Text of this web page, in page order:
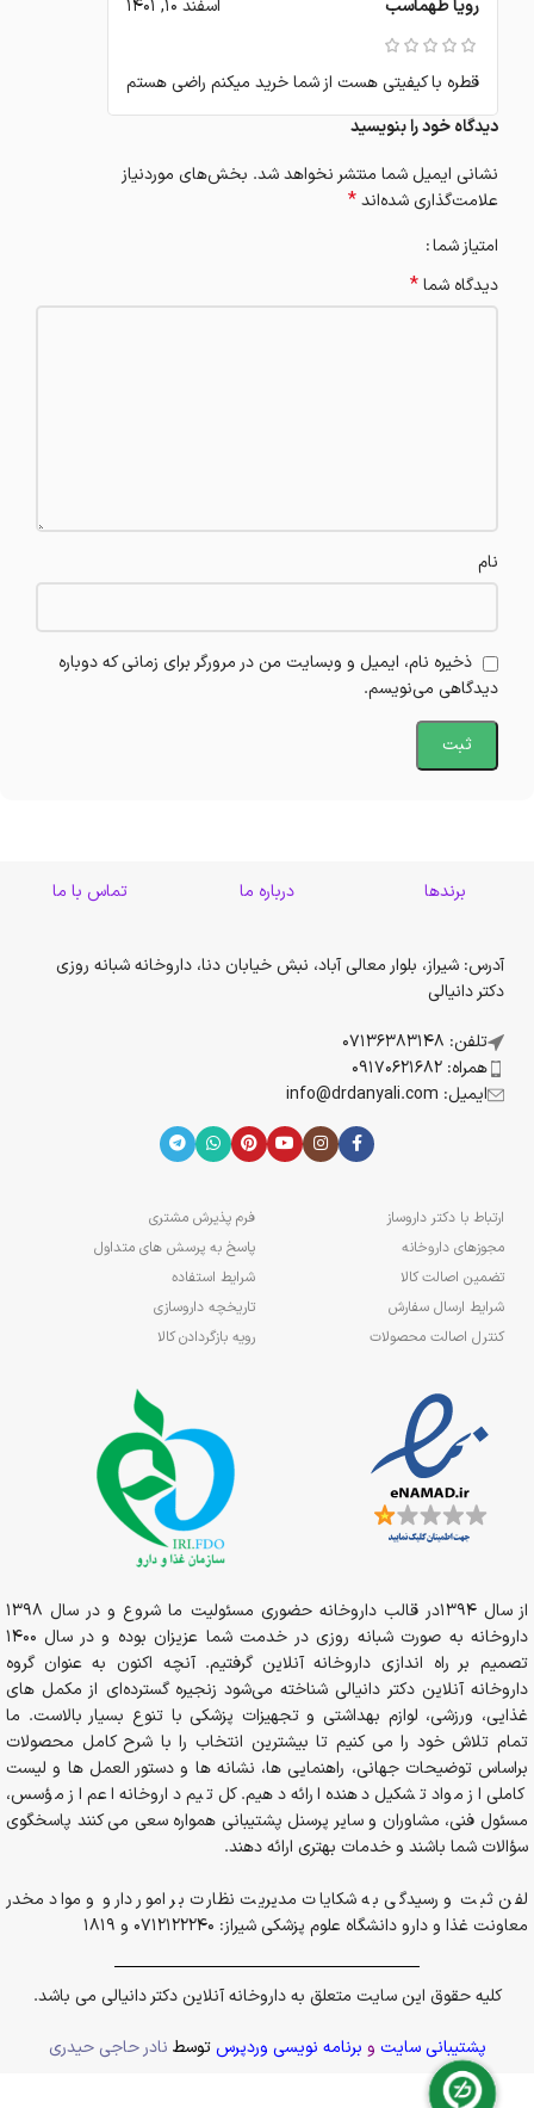
رویا طهماسب اسفند 10, 1401
قطره با کیفیتی هست از شما خرید میکنم راضی هستم
دیدگاه خود را بنویسید
نشانی ایمیل شما منتشر نخواهد شد. بخش‌های موردنیاز
علامت‌گذاری شده‌اند*
امتیاز شما
دیدگاه شما*
نام
ذخیره نام، ایمیل و وبسایت من در مرورگر برای زمانی که دوباره
دیدگاهی می‌نویسم.
برندها درباره ما تماس با ما
آدرس: شیراز، بلوار معالی آباد، نبش خیابان دنا، داروخانه شبانه روزی
دکتر دانیالی
تلفن: 07136383148
همراه: 09170621682
ایمیل: info@drdanyali.com
ارتباط با دکتر داروساز
مجوزهای داروخانه
تضمین اصالت کالا
شرایط ارسال سفارش
کنترل اصالت محصولات
فرم پذیرش مشتری
پاسخ به پرسش های متداول
شرایط استفاده
تاریخچه داروسازی
رویه بازگردادن کالا
از سال 1394در قالب داروخانه حضوری مسئولیت ما شروع و در سال 1398
داروخانه به صورت شبانه روزی در خدمت شما عزیزان بوده و در سال 1400
تصمیم بر راه اندازی داروخانه آنلاین گرفتیم. آنچه اکنون به عنوان گروه
داروخانه آنلاین دکتر دانیالی شناخته می‌شود زنجیره گسترده‌ای از مکمل های
غذایی، ورزشی، لوازم بهداشتی و تجهیزات پزشکی با تنوع بسیار بالاست. ما
تمام تلاش خود را می کنیم تا بیشترین انتخاب را با شرح کامل محصولات
براساس توضیحات جهانی، راهنمایی ها، نشانه ها و دستور العمل ها و لیست
کاملی از مواد تشکیل دهنده ارائه دهیم. کل تیم داروخانه اعم از مؤسس،
مسئول فنی، مشاوران و سایر پرسنل پشتیبانی همواره سعی می کنند پاسخگوی
سؤالات شما باشند و خدمات بهتری ارائه دهند.
لفن ثبت و رسیدگی به شکایات مدیریت نظارت بر امور دارو و مواد مخدر
معاونت غذا و دارو دانشگاه علوم پزشکی شیراز: 0712122240 و 1819
کلیه حقوق این سایت متعلق به داروخانه آنلاین دکتر دانیالی می باشد.
پشتیبانی سایت و برنامه نویسی وردپرس توسط نادر حاجی حیدری